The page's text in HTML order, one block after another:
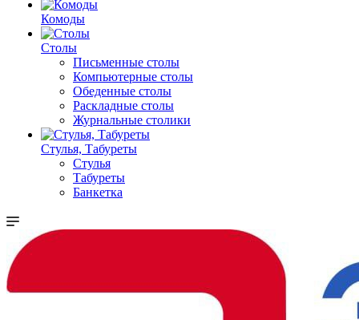
Комоды
Столы
Письменные столы
Компьютерные столы
Обеденные столы
Раскладные столы
Журнальные столики
Стулья, Табуреты
Стулья
Табуреты
Банкетка